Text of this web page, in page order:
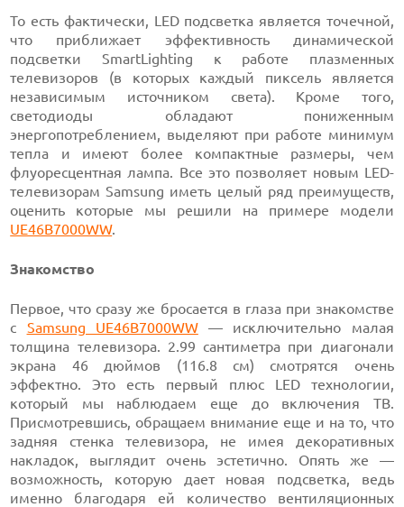
То есть фактически, LED подсветка является точечной,
что приближает эффективность динамической
подсветки SmartLighting к работе плазменных
телевизоров (в которых каждый пиксель является
независимым источником света). Кроме того,
светодиоды обладают пониженным
энергопотреблением, выделяют при работе минимум
тепла и имеют более компактные размеры, чем
флуоресцентная лампа. Все это позволяет новым LED-
телевизорам Samsung иметь целый ряд преимуществ,
оценить которые мы решили на примере модели
UE46B7000WW.
Знакомство
Первое, что сразу же бросается в глаза при знакомстве
с Samsung UE46B7000WW— исключительно малая
толщина телевизора. 2.99 сантиметра при диагонали
экрана 46 дюймов (116.8 см) смотрятся очень
эффектно. Это есть первый плюс LED технологии,
который мы наблюдаем еще до включения ТВ.
Присмотревшись, обращаем внимание еще и на то, что
задняя стенка телевизора, не имея декоративных
накладок, выглядит очень эстетично. Опять же —
возможность, которую дает новая подсветка, ведь
именно благодаря ей количество вентиляционных